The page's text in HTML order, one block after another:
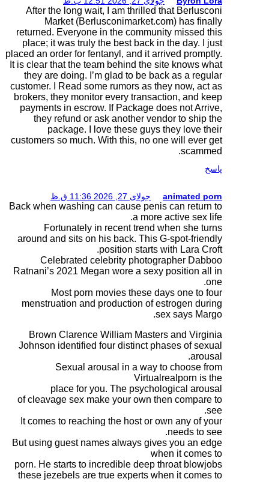
After the long wait,
Market
returned. Everyone in
place; it was truly
placed an order for
It is clear that the team
they are doing. I’m
customer. I Read some
brokers, they monitor
payments in escrow.
they refund or ask
package. I
customers so much.
Back when washing
Fortunately in
around and sits on
Celebrated
Ratnani’s 2021
Most porn
menstruation and
Brown Clarence
Johnson identified
Sexual
place for you.
of cleavage sex
It comes to reaching
But using guest
porn. He starts to
these jezebels are